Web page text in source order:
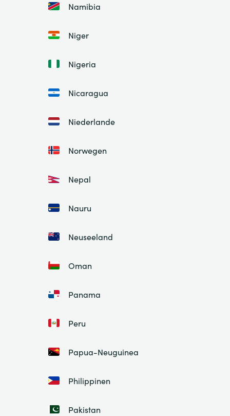
Namibia
Niger
Nigeria
Nicaragua
Niederlande
Norwegen
Nepal
Nauru
Neuseeland
Oman
Panama
Peru
Papua-Neuguinea
Philippinen
Pakistan